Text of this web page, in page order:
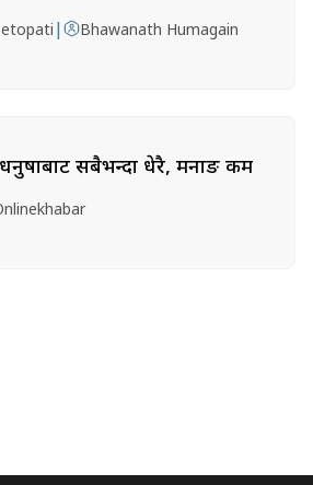
| Bhawanath Humagain
सबैभन्दा धेरै, मनाङ कम